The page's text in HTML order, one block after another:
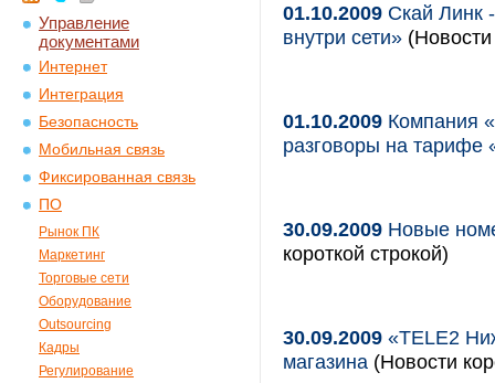
Управление
документами
Интернет
Интеграция
Безопасность
Мобильная связь
Фиксированная связь
ПО
Рынок ПК
Маркетинг
Торговые сети
Оборудование
Outsourcing
Кадры
Регулирование
01.10.2009 Скай Линк
внутри сети» (Новости
01.10.2009 Компания
разговоры на
30.09.2009 Новые
короткой строкой)
30.09.2009 «TELE2
магазина (Новости